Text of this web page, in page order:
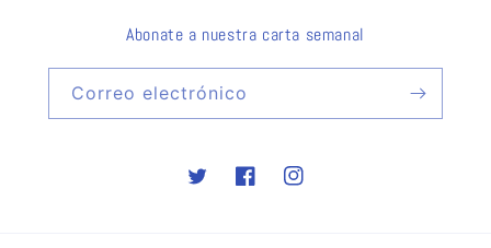
Abonate a nuestra carta semanal
Correo electrónico
TwitterFacebookInstagram